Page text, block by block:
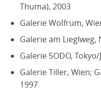
Thuma), 2003
Galerie Wolfrum,
Galerie am Lieglweg,
Galerie SODO, Tokyo/
Galerie Tiller, Wien;
1997